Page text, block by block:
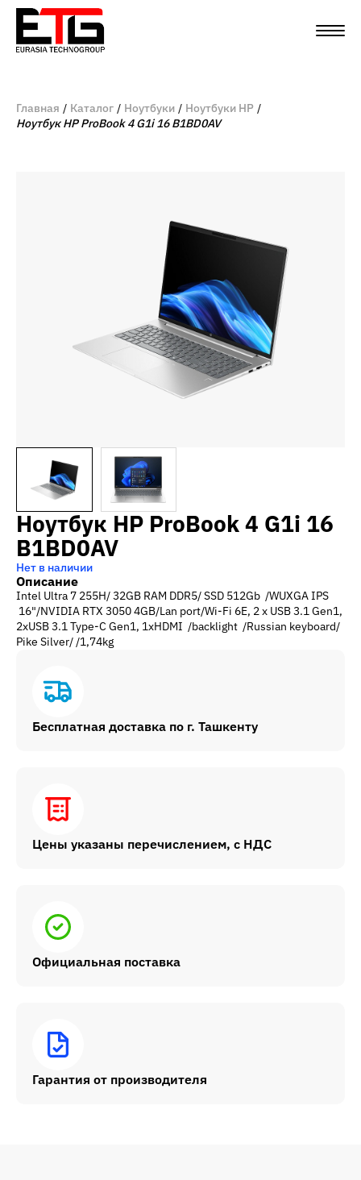
Главная Каталог Ноутбуки
Ноутбуки HP
Ноутбук HP ProBook 4 G1i 16 B1BD0AV
Ноутбук HP ProBook 4 G1i 16
B1BD0AV
Нет в наличии
Описание
Intel Ultra 7 255H/ 32GB RAM DDR5/ SSD 512Gb /WUXGA IPS
16"/NVIDIA RTX 3050 4GB/Lan port/Wi-Fi 6E, 2 x USB 3.1 Gen1,
2xUSB 3.1 Type-C Gen1, 1xHDMI /backlight /Russian keyboard/
Pike Silver/ /1,74kg
Бесплатная доставка по г. Ташкенту
Цены указаны перечислением, с НДС
Официальная поставка
Гарантия от производителя